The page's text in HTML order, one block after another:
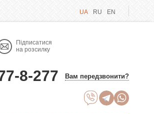
UA RU EN
Підписатися
на розсилку
8-277 Вам передзвонити?